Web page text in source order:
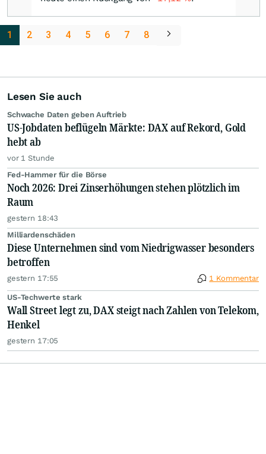
1 2 3 4 5 6 7 8
Lesen Sie auch
Schwache Daten geben Auftrieb
US-Jobdaten beflügeln Märkte: DAX auf Rekord, Gold
hebt ab
vor 1 Stunde
Fed-Hammer für die Börse
Noch 2026: Drei Zinserhöhungen stehen plötzlich im
Raum
gestern 18:43
Milliardenschäden
Diese Unternehmen sind vom Niedrigwasser besonders
betroffen
gestern 17:55 1 Kommentar
US-Techwerte stark
Wall Street legt zu, DAX steigt nach Zahlen von Telekom,
Henkel
gestern 17:05